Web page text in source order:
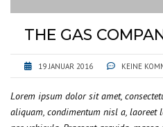
THE GAS
19 JANUAR 2016 KEINE
Lorem ipsum dolor sit amet,
aliquam, condimentum nisl a, laoreet